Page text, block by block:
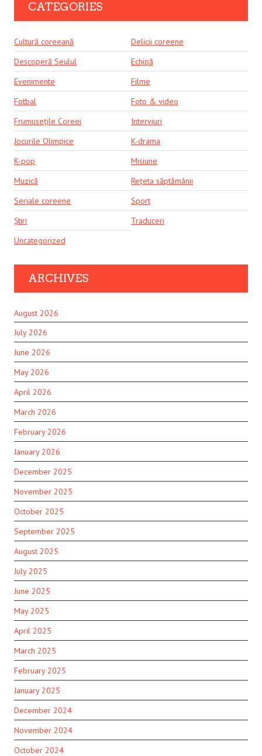
CATEGORIES
Cultură coreeană
Delicii coreene
Descoperă Seulul
Echipă
Evenimente
Filme
Fotbal
Foto & video
Frumusețile Coreei
Interviuri
Jocurile Olimpice
K-drama
K-pop
Misiune
Muzică
Rețeta săptămânii
Seriale coreene
Sport
Știri
Traduceri
Uncategorized
ARCHIVES
August 2026
July 2026
June 2026
May 2026
April 2026
March 2026
February 2026
January 2026
December 2025
November 2025
October 2025
September 2025
August 2025
July 2025
June 2025
May 2025
April 2025
March 2025
February 2025
January 2025
December 2024
November 2024
October 2024